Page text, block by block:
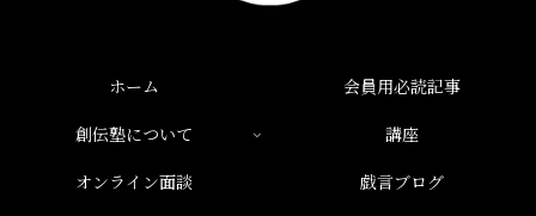
ホーム
会員用必読記事
創伝塾について
講座
オンライン面談
戯言ブログ